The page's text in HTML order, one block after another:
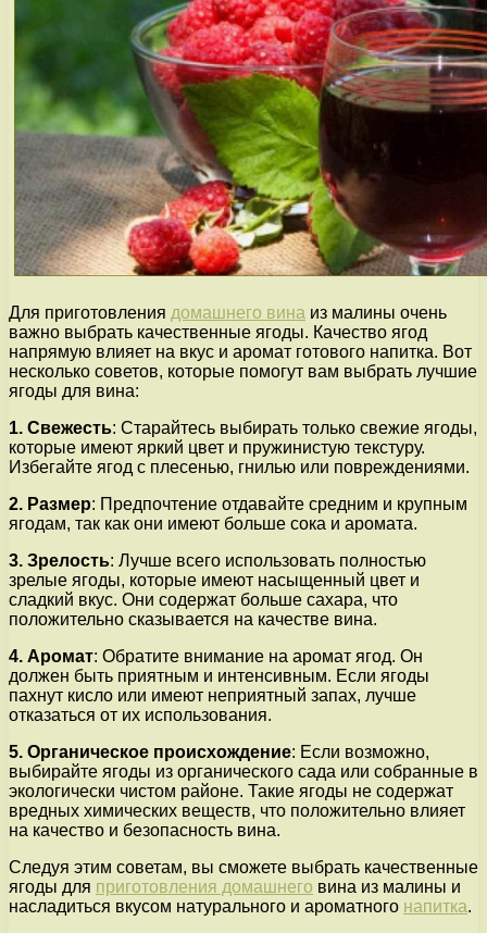
Для приготовления домашнего вина из малины очень
важно выбрать качественные ягоды. Качество ягод
напрямую влияет на вкус и аромат готового напитка. Вот
несколько советов, которые помогут вам выбрать лучшие
ягоды для вина:
1. Свежесть: Старайтесь выбирать только свежие ягоды,
которые имеют яркий цвет и пружинистую текстуру.
Избегайте ягод с плесенью, гнилью или повреждениями.
2. Размер: Предпочтение отдавайте средним и крупным
ягодам, так как они имеют больше сока и аромата.
3. Зрелость: Лучше всего использовать полностью
зрелые ягоды, которые имеют насыщенный цвет и
сладкий вкус. Они содержат больше сахара, что
положительно сказывается на качестве вина.
4. Аромат: Обратите внимание на аромат ягод. Он
должен быть приятным и интенсивным. Если ягоды
пахнут кисло или имеют неприятный запах, лучше
отказаться от их использования.
5. Органическое происхождение: Если возможно,
выбирайте ягоды из органического сада или собранные в
экологически чистом районе. Такие ягоды не содержат
вредных химических веществ, что положительно влияет
на качество и безопасность вина.
Следуя этим советам, вы сможете выбрать качественные
ягоды для приготовления домашнего вина из малины и
насладиться вкусом натурального и ароматного напитка.